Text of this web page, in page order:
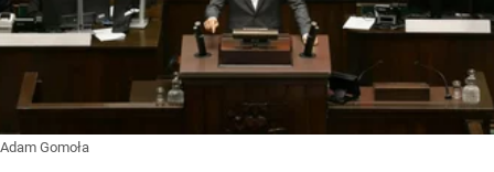
Adam Gomoła